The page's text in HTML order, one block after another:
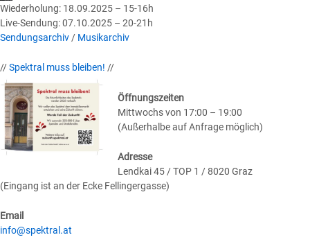
Wiederholung: 18.09.2025 – 15-16h
Live-Sendung: 07.10.2025 – 20-21h
Sendungsarchiv / Musikarchiv
//Spektral muss bleiben! //
Öffnungszeiten
Mittwochs von 17:00 – 19:00
(Außerhalbe auf Anfrage möglich)
Adresse
Lendkai 45 / TOP 1 / 8020 Graz
(Eingang ist an der Ecke Fellingergasse)
Email
info@spektral.at